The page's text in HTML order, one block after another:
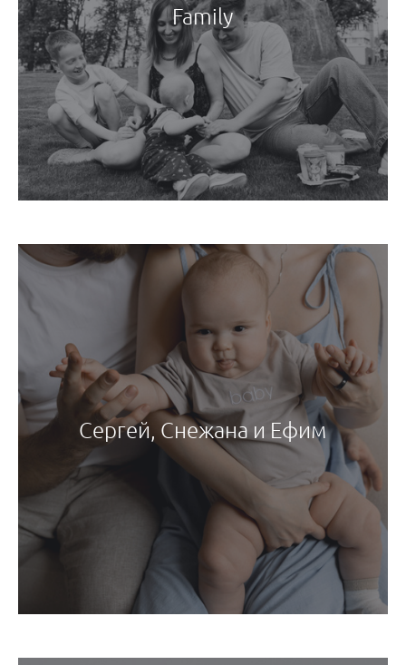
Family
Сергей, Снежана и Ефим